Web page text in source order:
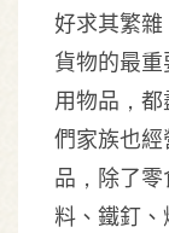
好求其繁
貨物的最
用物品，
們家族也
品，除了
料、鐵釘